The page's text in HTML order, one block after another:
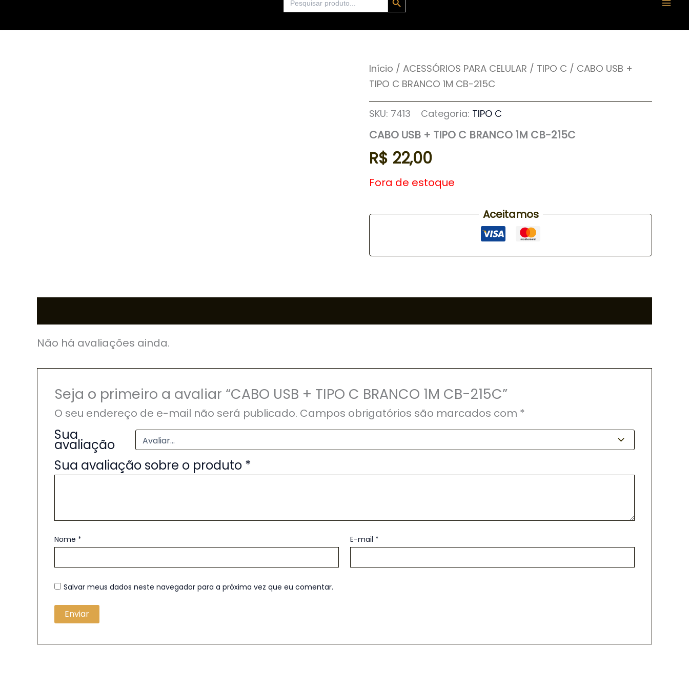
for:
Início / ACESSÓRIOS PARA CELULAR / TIPO C / CABO USB +
TIPO C BRANCO 1M CB-215C
SKU: 7413 Categoria: TIPO C
CABO USB + TIPO C BRANCO 1M CB-215C
R$ 22,00
Fora de estoque
Aceitamos
Não há avaliações ainda.
Seja o primeiro a avaliar “CABO USB + TIPO C BRANCO 1M CB-215C”
O seu endereço de e-mail não será publicado. Campos obrigatórios são marcados com *
Sua
avaliação
Sua avaliação sobre o produto *
Nome * E-mail *
Salvar meus dados neste navegador para a próxima vez que eu comentar.